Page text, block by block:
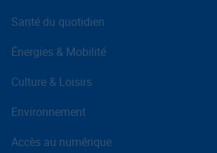
Santé du quotidien
Énergies & Mobilité
Culture & Loisirs
Environnement
Accès au numérique